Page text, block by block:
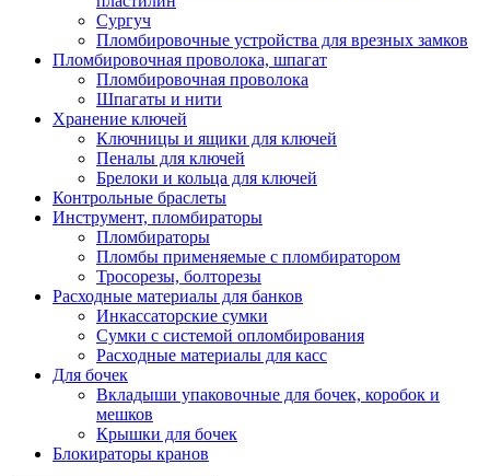
Сургуч
Пломбировочные устройства для врезных замков
Пломбировочная проволока, шпагат
Пломбировочная проволока
Шпагаты и нити
Хранение ключей
Ключницы и ящики для ключей
Пеналы для ключей
Брелоки и кольца для ключей
Контрольные браслеты
Инструмент, пломбираторы
Пломбираторы
Пломбы применяемые с пломбиратором
Тросорезы, болторезы
Расходные материалы для банков
Инкассаторские сумки
Сумки с системой опломбирования
Расходные материалы для касс
Для бочек
Вкладыши упаковочные для бочек, коробок и
мешков
Крышки для бочек
Блокираторы кранов